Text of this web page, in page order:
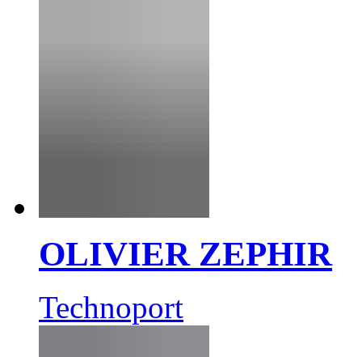
OLIVIER ZEPHIR
Technoport